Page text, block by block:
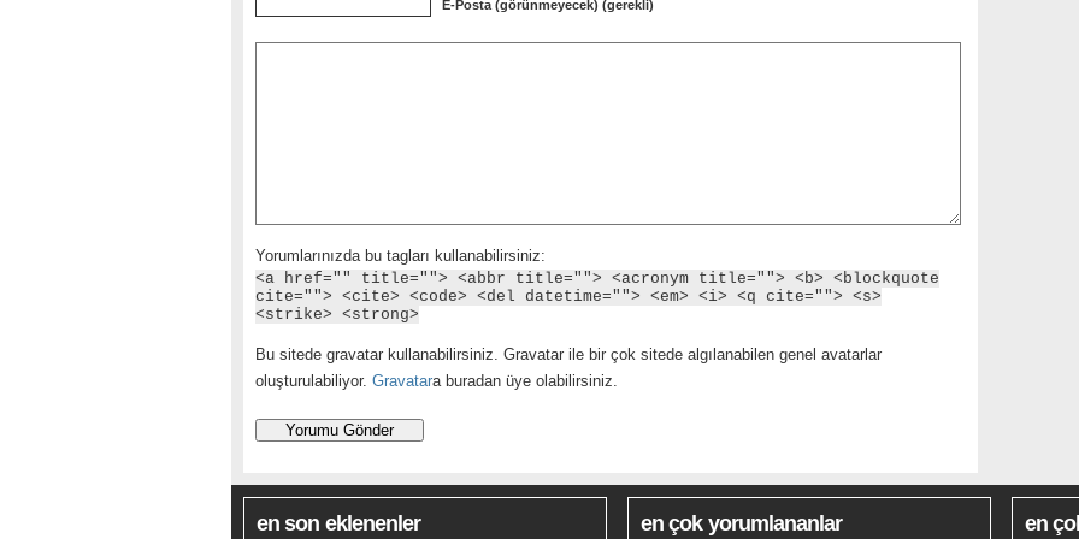
E-Posta (görünmeyecek) (gerekli)
Yorumlarınızda bu tagları kullanabilirsiniz:
<a href="" title=""> <abbr title=""> <acronym title=""> <b> <blockquote
cite=""> <cite> <code> <del datetime=""> <em> <i> <q cite=""> <s>
<strike> <strong>
Bu sitede gravatar kullanabilirsiniz. Gravatar ile bir çok sitede algılanabilen genel avatarlar
oluşturulabiliyor. Gravatara buradan üye olabilirsiniz.
en son eklenenler en çok yorumlananlar en